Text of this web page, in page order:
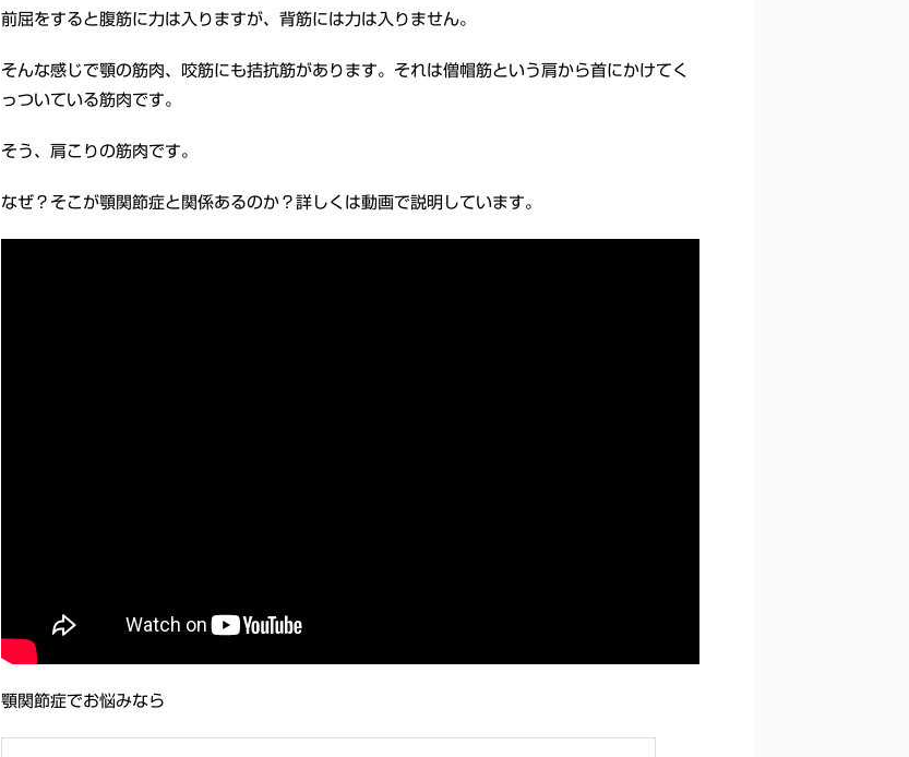
前屈をすると腹筋に力は入りますが、背筋には力は入りません。
そんな感じで顎の筋肉、咬筋にも拮抗筋があります。それは僧帽筋という肩から首にかけてく
っついている筋肉です。
そう、肩こりの筋肉です。
なぜ？そこが顎関節症と関係あるのか？詳しくは動画で説明しています。
顎関節症でお悩みなら